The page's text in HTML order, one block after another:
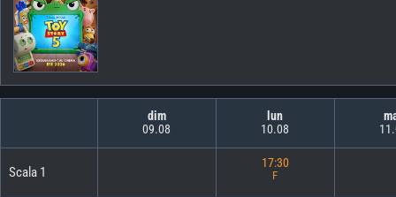
dim
09.08
lun
10.08
Scala 1
17:30
F